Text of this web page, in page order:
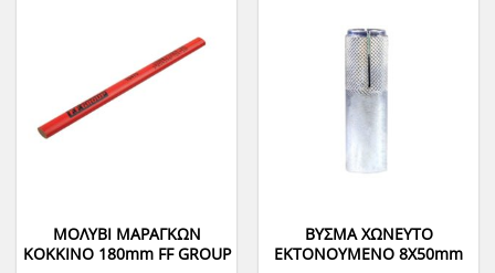
ΜΟΛΥΒΙ ΜΑΡΑΓΚΩΝ
ΚΟΚΚΙΝΟ 180mm FF GROUP
ΒΥΣΜΑ ΧΩΝΕΥΤΟ
ΕΚΤΟΝΟΥΜΕΝΟ 8Χ50mm